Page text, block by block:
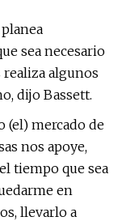
sea necesario
algunos
dijo Bassett.
(el) mercado de
nos apoye,
tiempo que sea
en
llevarlo a